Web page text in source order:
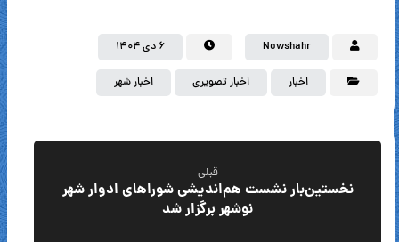
Nowshahr ۶ دی ۱۴۰۴
اخبار اخبار تصویری اخبار شهر
قبلی
نخستین‌بار نشست هم‌اندیشی شوراهای ادوار شهر
نوشهر برگزار شد